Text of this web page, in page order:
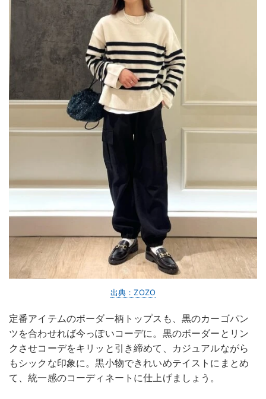
出典：ZOZO
定番アイテムのボーダー柄トップスも、黒のカーゴパン
ツを合わせれば今っぽいコーデに。黒のボーダーとリン
クさせコーデをキリッと引き締めて、カジュアルながら
もシックな印象に。黒小物できれいめテイストにまとめ
て、統一感のコーディネートに仕上げましょう。